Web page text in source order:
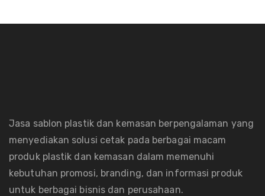
Jasa sablon plastik dan kemasan berpengalaman yang
menyediakan solusi cetak pada berbagai macam
produk plastik dan kemasan dalam memenuhi
kebutuhan promosi, branding, dan informasi produk
untuk berbagai bisnis dan perusahaan.